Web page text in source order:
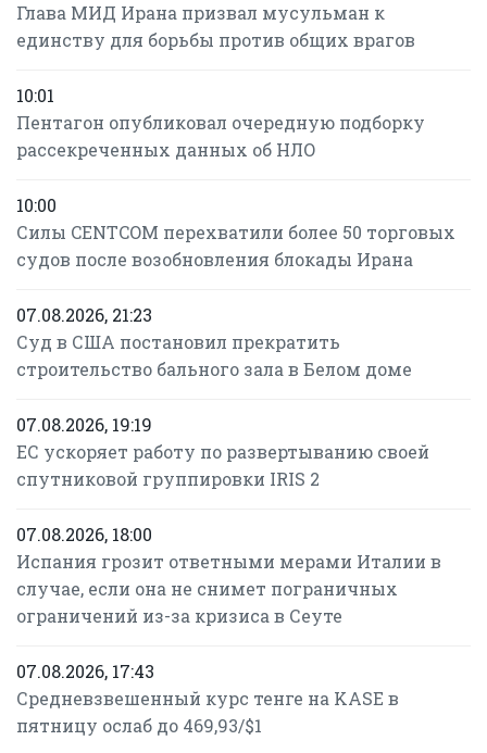
Глава МИД Ирана призвал мусульман к
единству для борьбы против общих врагов
10:01
Пентагон опубликовал очередную подборку
рассекреченных данных об НЛО
10:00
Силы CENTCOM перехватили более 50 торговых
судов после возобновления блокады Ирана
07.08.2026, 21:23
Суд в США постановил прекратить
строительство бального зала в Белом доме
07.08.2026, 19:19
ЕС ускоряет работу по развертыванию своей
спутниковой группировки IRIS 2
07.08.2026, 18:00
Испания грозит ответными мерами Италии в
случае, если она не снимет пограничных
ограничений из-за кризиса в Сеуте
07.08.2026, 17:43
Средневзвешенный курс тенге на KASE в
пятницу ослаб до 469,93/$1